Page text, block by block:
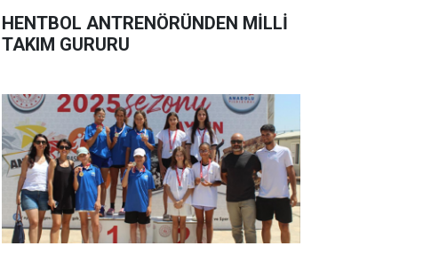
HENTBOL ANTRENÖRÜNDEN MİLLİ
TAKIM GURURU